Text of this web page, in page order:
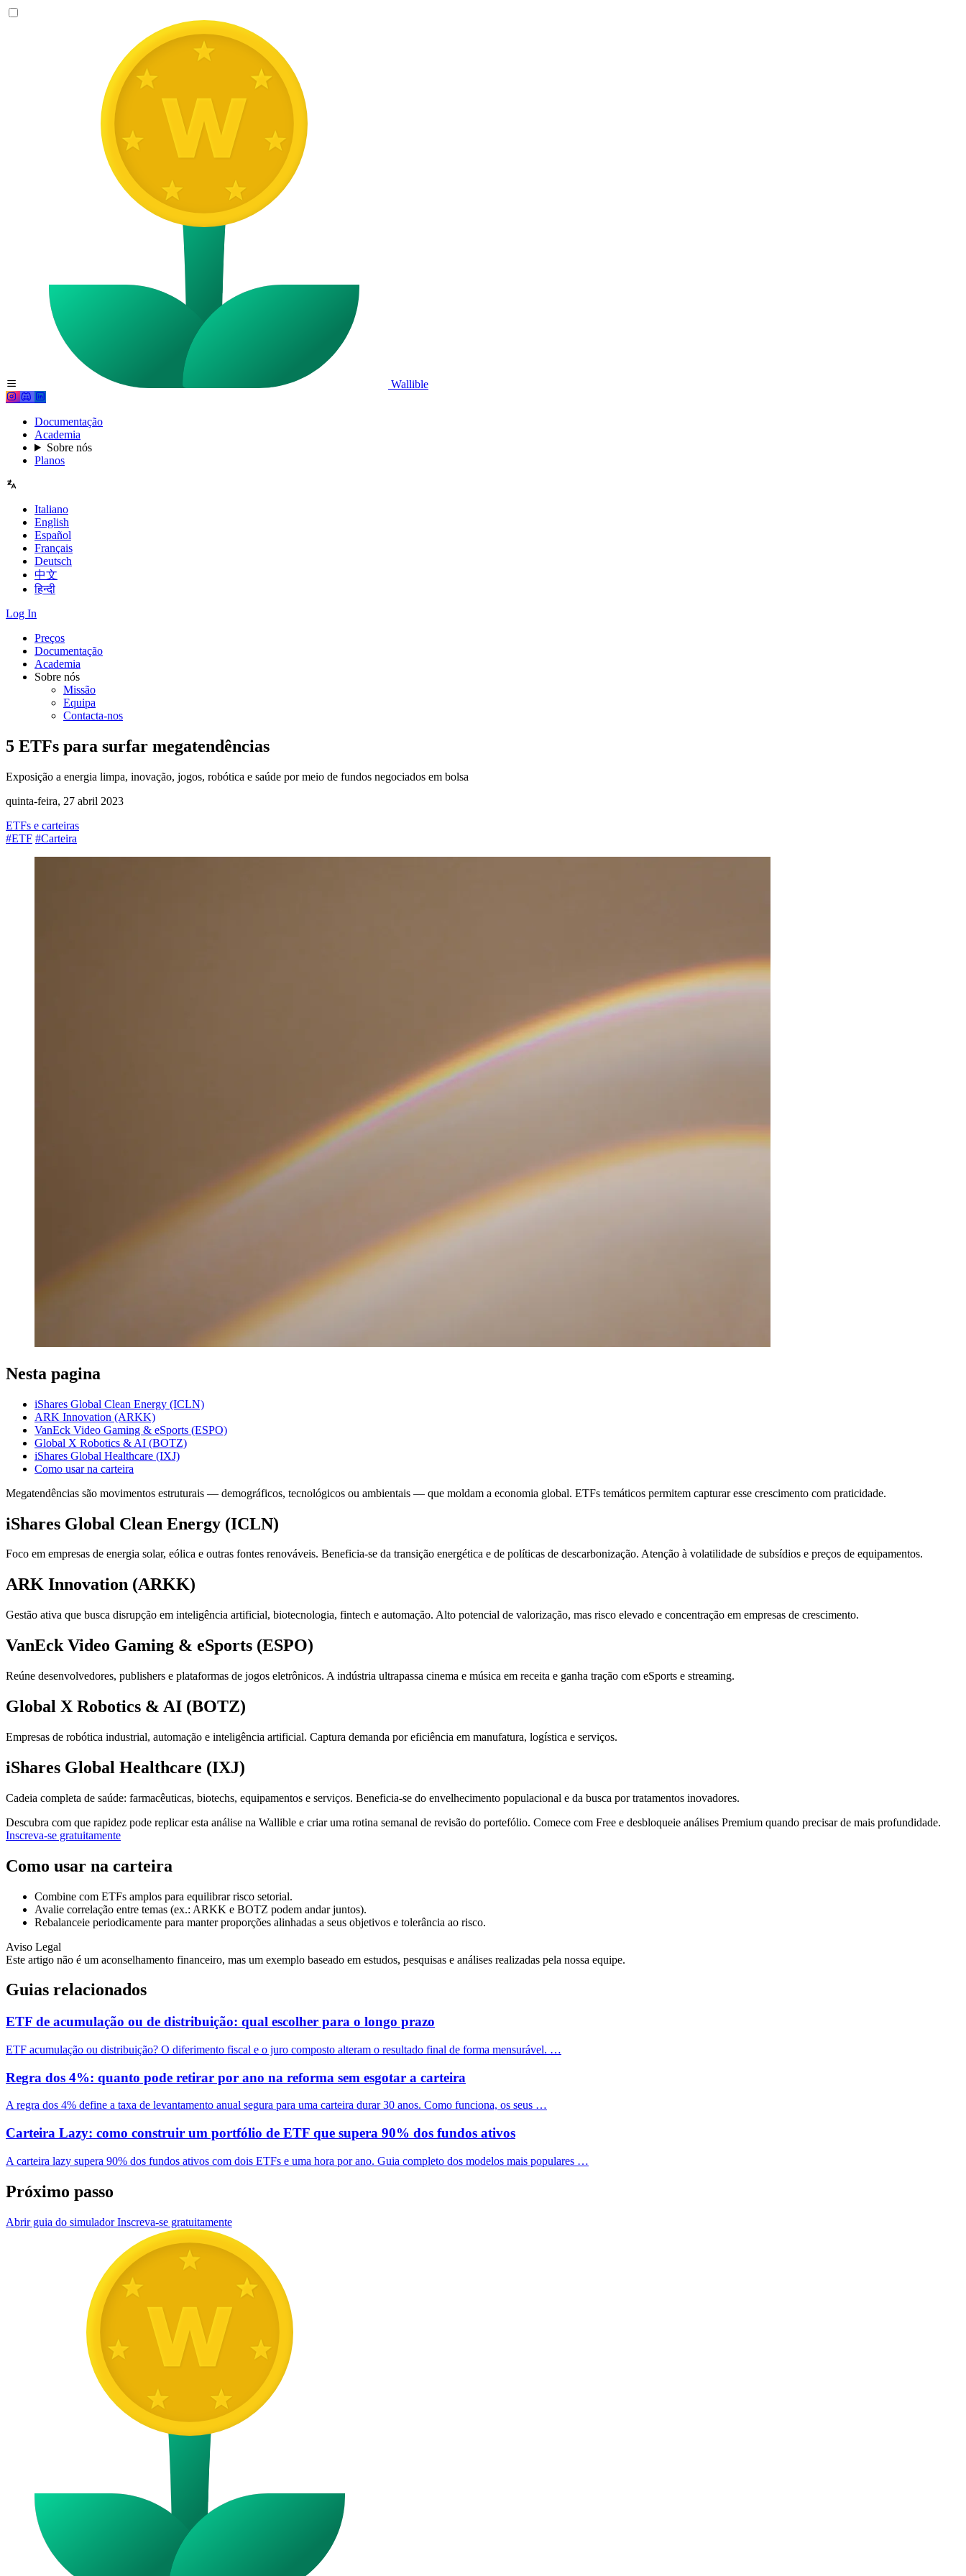
Wallible
Documentação
Academia
Sobre nós
Planos
Italiano
English
Español
Français
Deutsch
中文
हिन्दी
Log In
Preços
Documentação
Academia
Sobre nós
Missão
Equipa
Contacta-nos
5 ETFs para surfar megatendências
Exposição a energia limpa, inovação, jogos, robótica e saúde por meio de fundos negociados em bolsa
quinta-feira, 27 abril 2023
ETFs e carteiras
#ETF #Carteira
Nesta pagina
iShares Global Clean Energy (ICLN)
ARK Innovation (ARKK)
VanEck Video Gaming & eSports (ESPO)
Global X Robotics & AI (BOTZ)
iShares Global Healthcare (IXJ)
Como usar na carteira
Megatendências são movimentos estruturais — demográficos, tecnológicos ou ambientais — que moldam a economia global. ETFs temáticos permitem capturar esse crescimento com praticidade.
iShares Global Clean Energy (ICLN)
Foco em empresas de energia solar, eólica e outras fontes renováveis. Beneficia-se da transição energética e de políticas de descarbonização. Atenção à volatilidade de subsídios e preços de equipamentos.
ARK Innovation (ARKK)
Gestão ativa que busca disrupção em inteligência artificial, biotecnologia, fintech e automação. Alto potencial de valorização, mas risco elevado e concentração em empresas de crescimento.
VanEck Video Gaming & eSports (ESPO)
Reúne desenvolvedores, publishers e plataformas de jogos eletrônicos. A indústria ultrapassa cinema e música em receita e ganha tração com eSports e streaming.
Global X Robotics & AI (BOTZ)
Empresas de robótica industrial, automação e inteligência artificial. Captura demanda por eficiência em manufatura, logística e serviços.
iShares Global Healthcare (IXJ)
Cadeia completa de saúde: farmacêuticas, biotechs, equipamentos e serviços. Beneficia-se do envelhecimento populacional e da busca por tratamentos inovadores.
Descubra com que rapidez pode replicar esta análise na Wallible e criar uma rotina semanal de revisão do portefólio. Comece com Free e desbloqueie análises Premium quando precisar de mais profundidade.
Inscreva-se gratuitamente
Como usar na carteira
Combine com ETFs amplos para equilibrar risco setorial.
Avalie correlação entre temas (ex.: ARKK e BOTZ podem andar juntos).
Rebalanceie periodicamente para manter proporções alinhadas a seus objetivos e tolerância ao risco.
Aviso Legal
Este artigo não é um aconselhamento financeiro, mas um exemplo baseado em estudos, pesquisas e análises realizadas pela nossa equipe.
Guias relacionados
ETF de acumulação ou de distribuição: qual escolher para o longo prazo
ETF acumulação ou distribuição? O diferimento fiscal e o juro composto alteram o resultado final de forma mensurável. …
Regra dos 4%: quanto pode retirar por ano na reforma sem esgotar a carteira
A regra dos 4% define a taxa de levantamento anual segura para uma carteira durar 30 anos. Como funciona, os seus …
Carteira Lazy: como construir um portfólio de ETF que supera 90% dos fundos ativos
A carteira lazy supera 90% dos fundos ativos com dois ETFs e uma hora por ano. Guia completo dos modelos mais populares …
Próximo passo
Abrir guia do simuladorInscreva-se gratuitamente